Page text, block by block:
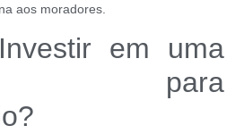
aos moradores.
em uma
para